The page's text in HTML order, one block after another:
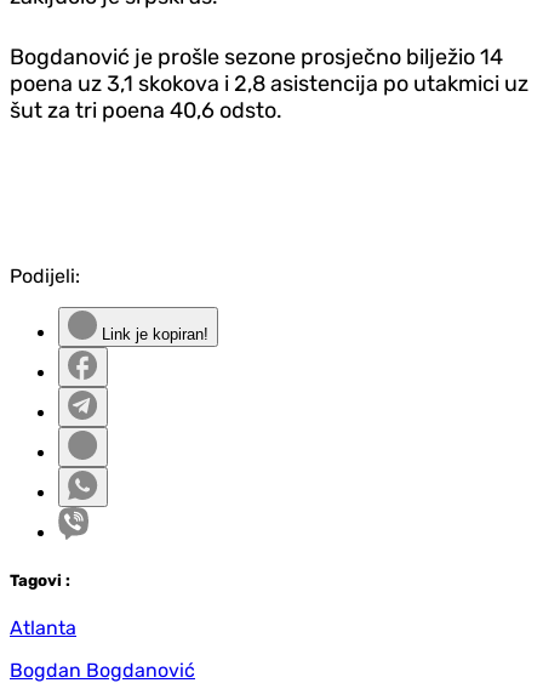
Bogdanović je prošle sezone prosječno bilježio 14
poena uz 3,1 skokova i 2,8 asistencija po utakmici uz
šut za tri poena 40,6 odsto.
Podijeli:
Link je kopiran!
Tagovi :
Atlanta
Bogdan Bogdanović